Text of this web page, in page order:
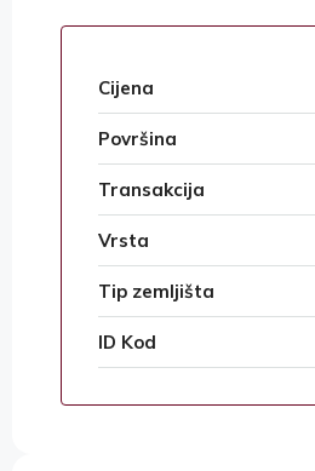
Cijena
Površina
Transakcija
Vrsta
Tip zemljišta
ID Kod